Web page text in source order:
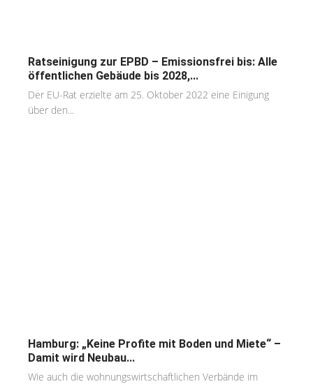
Ratseinigung zur EPBD – Emissionsfrei bis: Alle
öffentlichen Gebäude bis 2028,...
Der EU-Rat erzielte am 25. Oktober 2022 eine Einigung
über den...
Hamburg: „Keine Profite mit Boden und Miete“ –
Damit wird Neubau...
Wie auch die wohnungswirtschaftlichen Verbände im